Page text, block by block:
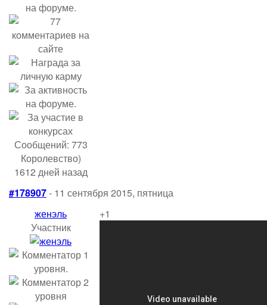
Сообщений: 773
Королевство)
1612 дней назад
#178907- 11 сентября 2015, пятница
женэль
Участник
+1